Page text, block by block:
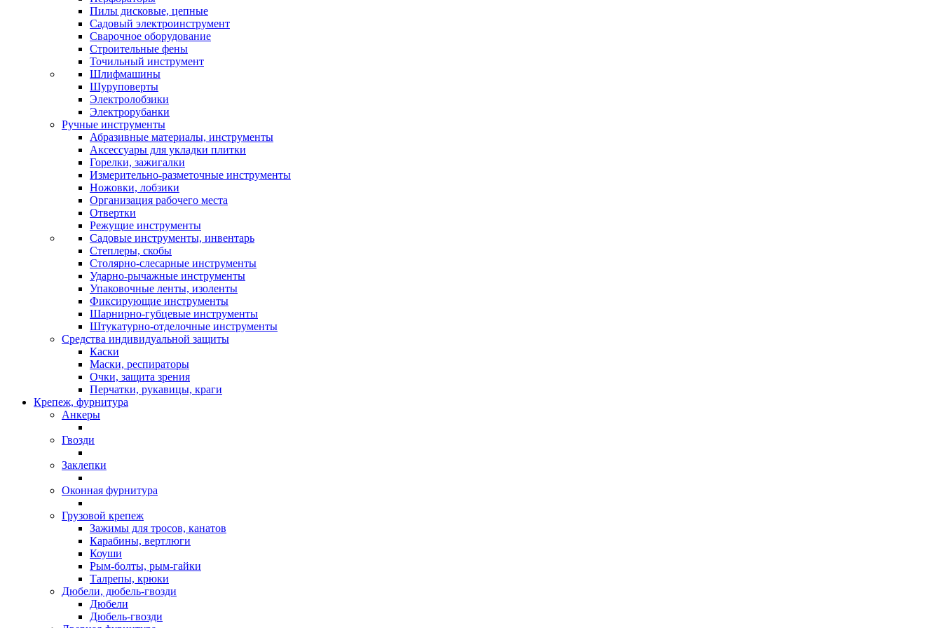
Пилы дисковые, цепные
Садовый электроинструмент
Сварочное оборудование
Строительные фены
Точильный инструмент
Шлифмашины
Шуруповерты
Электролобзики
Электрорубанки
Ручные инструменты
Абразивные материалы, инструменты
Аксессуары для укладки плитки
Горелки, зажигалки
Измерительно-разметочные инструменты
Ножовки, лобзики
Организация рабочего места
Отвертки
Режущие инструменты
Садовые инструменты, инвентарь
Степлеры, скобы
Столярно-слесарные инструменты
Ударно-рычажные инструменты
Упаковочные ленты, изоленты
Фиксирующие инструменты
Шарнирно-губцевые инструменты
Штукатурно-отделочные инструменты
Средства индивидуальной защиты
Каски
Маски, респираторы
Очки, защита зрения
Перчатки, рукавицы, краги
Крепеж, фурнитура
Анкеры
Гвозди
Заклепки
Оконная фурнитура
Грузовой крепеж
Зажимы для тросов, канатов
Карабины, вертлюги
Коуши
Рым-болты, рым-гайки
Талрепы, крюки
Дюбели, дюбель-гвозди
Дюбели
Дюбель-гвозди